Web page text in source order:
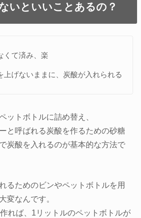
いといいことあるの？
くて済み、楽
上げないままに、炭酸が入れられる
ットボトルに詰め替え、
と呼ばれる炭酸を作るための砂糖
炭酸を入れるのが基本的な方法で
るためのビンやペットボトルを用
変なんです。
れば、1リットルのペットボトルが